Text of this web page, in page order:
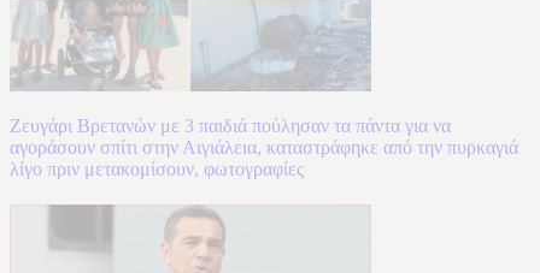
Ζευγάρι Βρετανών με 3 παιδιά πούλησαν τα πάντα για να
αγοράσουν σπίτι στην Αιγιάλεια, καταστράφηκε από την πυρκαγιά
λίγο πριν μετακομίσουν, φωτογραφίες